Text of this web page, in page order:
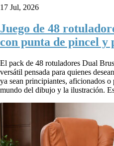
17 Jul, 2026
Juego de 48
con punta de pincel y
El pack de 48 rotuladores Dual
versátil pensada para quienes
ya sean principiantes, aficionados o
mundo del dibujo y la ilustración.